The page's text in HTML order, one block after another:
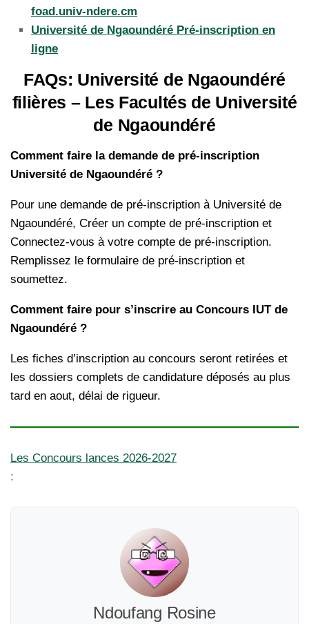
foad.univ-ndere.cm
Université de Ngaoundéré Pré-inscription en
ligne
FAQs: Université de Ngaoundéré
filières – Les Facultés de Université
de Ngaoundéré
Comment faire la demande de pré-inscription
Université de Ngaoundéré ?
Pour une demande de pré-inscription à Université de
Ngaoundéré, Créer un compte de pré-inscription et
Connectez-vous à votre compte de pré-inscription.
Remplissez le formulaire de pré-inscription et
soumettez.
Comment faire pour s’inscrire au Concours IUT de
Ngaoundéré ?
Les fiches d’inscription au concours seront retirées et
les dossiers complets de candidature déposés au plus
tard en aout, délai de rigueur.
Les Concours lances 2026-2027
:
Ndoufang Rosine